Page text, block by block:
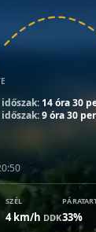
14 óra 30
9 óra 30
SZÉL
4 km/h DDK33%